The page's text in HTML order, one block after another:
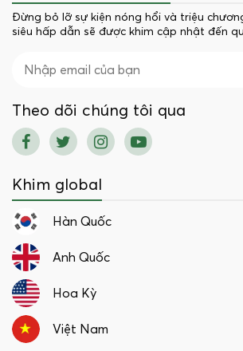
Đừng bỏ lỡ sự kiện nóng hổi và triệu
siêu hấp dẫn sẽ được khim cập nhật đến
Theo dõi chúng tôi qua
Khim global
Hàn Quốc
Anh Quốc
Hoa Kỳ
Việt Nam